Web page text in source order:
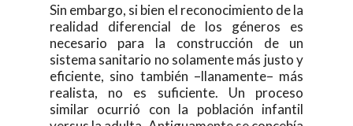
Sin embargo, si bien el reconocimiento de la
realidad diferencial de los géneros es
necesario para la construcción de un
sistema sanitario no solamente más justo y
eficiente, sino también –llanamente– más
realista, no es suficiente. Un proceso
similar ocurrió con la población infantil